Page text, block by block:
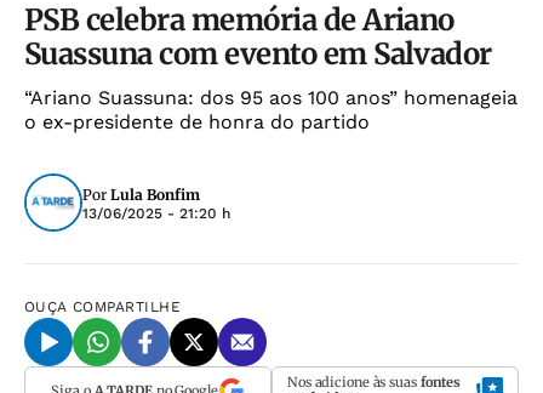
PSB celebra memória de Ariano
Suassuna com evento em Salvador
“Ariano Suassuna: dos 95 aos 100 anos” homenageia
o ex-presidente de honra do partido
Por Lula Bonfim
13/06/2025 - 21:20 h
OUÇA COMPARTILHE
Nos adicione às suas fontes